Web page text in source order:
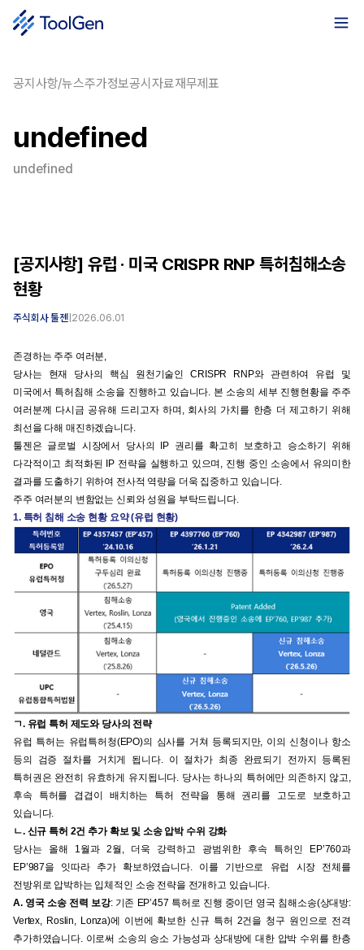
공지사항/뉴스주가정보공시자료재무제표
undefined
undefined
[공지사항] 유럽 · 미국 CRISPR RNP 특허침해소송
현황
주식회사 툴젠| 2026.06.01
존경하는 주주 여러분,
당사는 현재 당사의 핵심 원천기술인 CRISPR RNP와 관련하여 유럽 및
미국에서 특허침해 소송을 진행하고 있습니다. 본 소송의 세부 진행현황을 주주
여러분께 다시금 공유해 드리고자 하며, 회사의 가치를 한층 더 제고하기 위해
최선을 다해 매진하겠습니다.
툴젠은 글로벌 시장에서 당사의 IP 권리를 확고히 보호하고 승소하기 위해
다각적이고 최적화된 IP 전략을 실행하고 있으며, 진행 중인 소송에서 유의미한
결과를 도출하기 위하여 전사적 역량을 더욱 집중하고 있습니다.
주주 여러분의 변함없는 신뢰와 성원을 부탁드립니다.
1. 특허 침해 소송 현황 요약 (유럽 현황)
ㄱ. 유럽 특허 제도와 당사의 전략
유럽 특허는 유럽특허청(EPO)의 심사를 거쳐 등록되지만, 이의 신청이나 항소
등의 검증 절차를 거치게 됩니다. 이 절차가 최종 완료되기 전까지 등록된
특허권은 완전히 유효하게 유지됩니다. 당사는 하나의 특허에만 의존하지 않고,
후속 특허를 겹겹이 배치하는 특허 전략을 통해 권리를 고도로 보호하고
있습니다.
ㄴ. 신규 특허 2건 추가 확보 및 소송 압박 수위 강화
당사는 올해 1월과 2월, 더욱 강력하고 광범위한 후속 특허인 EP’760과
EP’987을 잇따라 추가 확보하였습니다. 이를 기반으로 유럽 시장 전체를
전방위로 압박하는 입체적인 소송 전략을 전개하고 있습니다.
A. 영국 소송 전력 보강: 기존 EP’457 특허로 진행 중이던 영국 침해소송(상대방:
Vertex, Roslin, Lonza)에 이번에 확보한 신규 특허 2건을 청구 원인으로 전격
추가하였습니다. 이로써 소송의 승소 가능성과 상대방에 대한 압박 수위를 한층